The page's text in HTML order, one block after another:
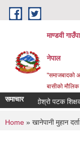
Skip to main content
माण्डवी
नेपाल
"समाजबादको
बासीको
समाचारदोश्रो पटक शिक्षक
You are
Home » खानेपानी मुहान